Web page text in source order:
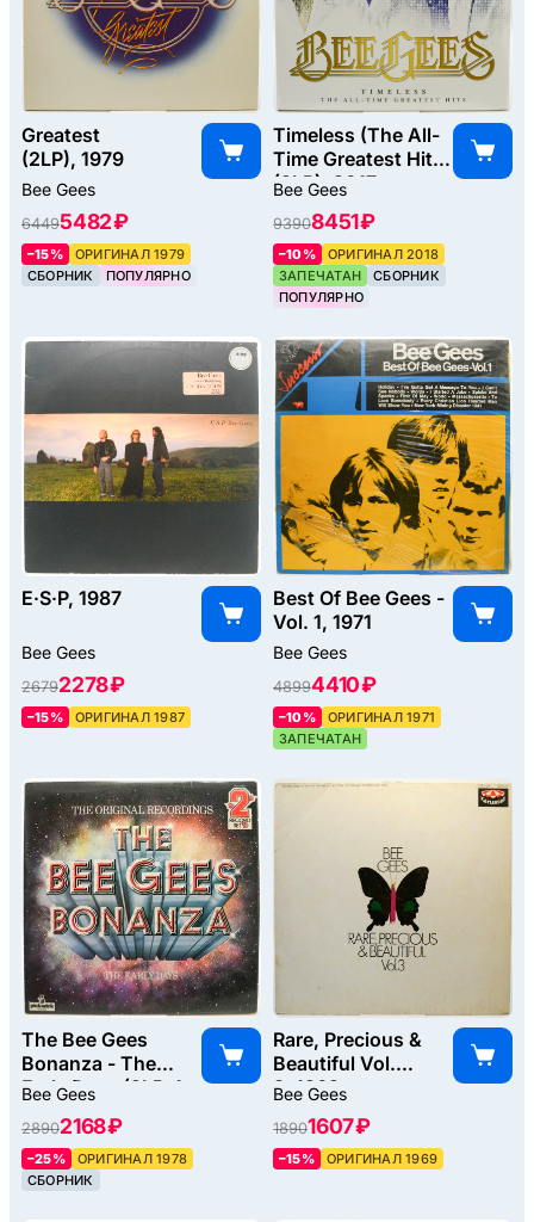
Greatest
(2LP), 1979
Bee Gees
64495482 ₽
–15%
ОРИГИНАЛ 1979
СБОРНИК
ПОПУЛЯРНО
Timeless (The All-
Time Greatest Hits)
(2LP), 2017
Bee Gees
93908451 ₽
–10%
ОРИГИНАЛ 2018
ЗАПЕЧАТАН
СБОРНИК
ПОПУЛЯРНО
E·S·P, 1987
Bee Gees
26792278 ₽
–15% ОРИГИНАЛ 1987
Best Of Bee Gees -
Vol. 1, 1971
Bee Gees
48994410 ₽
–10%
ОРИГИНАЛ 1971
ЗАПЕЧАТАН
The Bee Gees
Bonanza - The
Early Days (2LP, 1-
Bee Gees
28902168 ₽
–25%
ОРИГИНАЛ 1978
СБОРНИК
Rare, Precious &
Beautiful Vol.
3, 1969
Bee Gees
18901607 ₽
–15% ОРИГИНАЛ 1969